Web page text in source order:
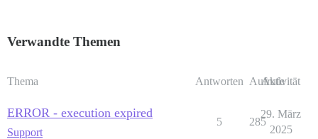
Verwandte Themen
Thema Antworten Aufrufe
Aktivität
ERROR - execution expired
Support
5 285
29. März
2025